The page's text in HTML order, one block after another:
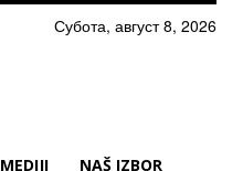
Субота, август 8, 2026
MEDIJI NAŠ IZBOR